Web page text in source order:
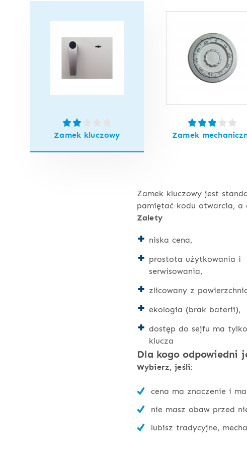
Zamek kluczowy Zamek
Zamek kluczowy jest
pamiętać kodu otwarcia, a
Zalety
niska cena,
prostota użytkowania i
serwisowania,
zlicowany z
ekologia (brak baterii),
dostęp do sejfu ma
klucza
Dla kogo odpowiedni
Wybierz, jeśli:
cena ma znaczenie i
nie masz obaw przed
lubisz tradycyjne,